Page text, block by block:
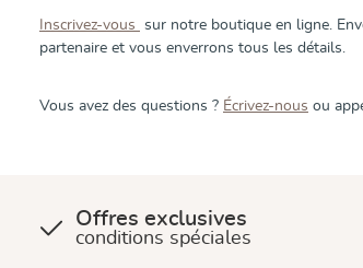
Inscrivez-vous sur notre boutique en ligne.
partenaire et vous enverrons tous les détails.
Vous avez des questions ? Écrivez-nous ou
Offres exclusives
conditions spéciales